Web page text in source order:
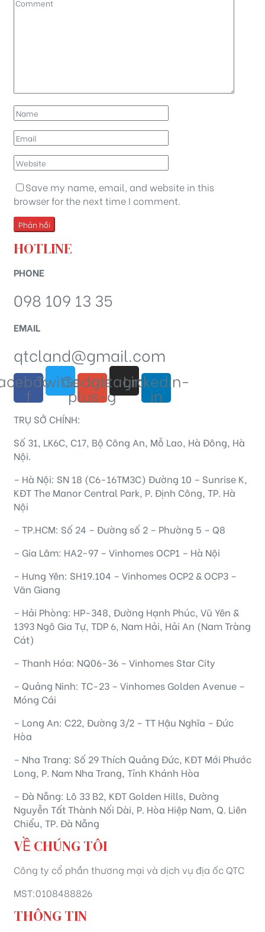
Save my name, email, and website in this
browser for the next time I comment.
HOTLINE
PHONE
098 109 13 35
EMAIL
qtcland@gmail.com
f
TwitterGoogle-
plus-g
Instagram
Linkedin-
in
TRỤ SỞ CHÍNH:
Số 31, LK6C, C17, Bộ Công An, Mỗ Lao, Hà Đông, Hà
Nội.
– Hà Nội: SN 18 (C6-16TM3C) Đường 10 – Sunrise K,
KĐT The Manor Central Park, P. Định Công, TP. Hà
Nội
– TP.HCM: Số 24 – Đường số 2 – Phường 5 – Q8
– Gia Lâm: HA2-97 – Vinhomes OCP1 – Hà Nội
– Hưng Yên: SH19.104 – Vinhomes OCP2 & OCP3 –
Văn Giang
– Hải Phòng: HP-348, Đường Hạnh Phúc, Vũ Yên &
1393 Ngô Gia Tự, TDP 6, Nam Hải, Hải An (Nam Tràng
Cát)
– Thanh Hóa: NQ06-36 – Vinhomes Star City
– Quảng Ninh: TC-23 – Vinhomes Golden Avenue –
Móng Cái
– Long An: C22, Đường 3/2 – TT Hậu Nghĩa – Đức
Hòa
– Nha Trang: Số 29 Thích Quảng Đức, KĐT Mới Phước
Long, P. Nam Nha Trang, Tỉnh Khánh Hòa
– Đà Nẵng: Lô 33 B2, KĐT Golden Hills, Đường
Nguyễn Tất Thành Nối Dài, P. Hòa Hiệp Nam, Q. Liên
Chiểu, TP. Đà Nẵng
VỀ CHÚNG TÔI
Công ty cổ phần thương mại và dịch vụ địa ốc QTC
MST:0108488826
THÔNG TIN